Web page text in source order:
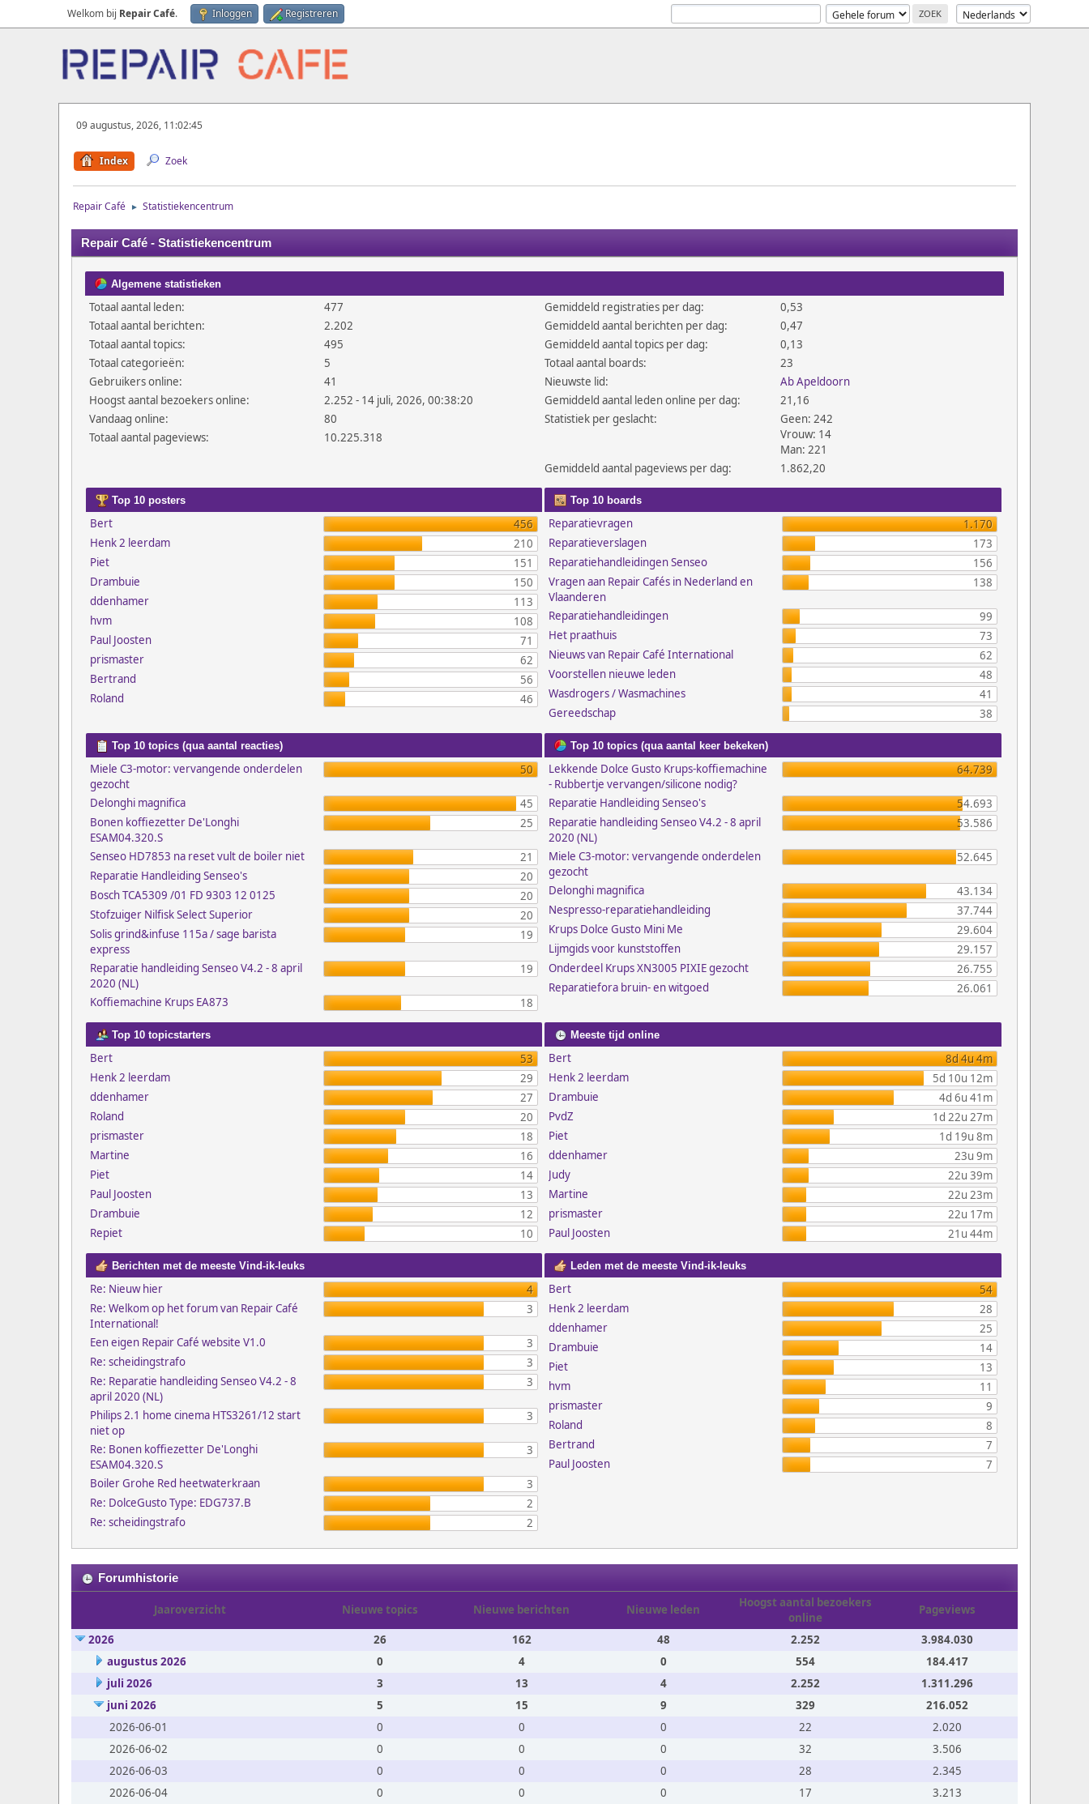
Welkom bij Repair Café. Inloggen Registreren
09 augustus, 2026, 11:02:45
Index Zoek
Repair Café ► Statistiekencentrum
Repair Café - Statistiekencentrum
Algemene statistieken
Totaal aantal leden:
477
Totaal aantal berichten:
2.202
Totaal aantal topics:
495
Totaal categorieën:
5
Gebruikers online:
41
Hoogst aantal bezoekers online:
2.252 - 14 juli, 2026, 00:38:20
Vandaag online:
80
Totaal aantal pageviews:
10.225.318
Gemiddeld registraties per dag:
0,53
Gemiddeld aantal berichten per dag:
0,47
Gemiddeld aantal topics per dag:
0,13
Totaal aantal boards:
23
Nieuwste lid:
Ab Apeldoorn
Gemiddeld aantal leden online per dag:
21,16
Statistiek per geslacht:
Geen: 242
Vrouw: 14
Man: 221
Gemiddeld aantal pageviews per dag:
1.862,20
Top 10 posters
Bert
456
Henk 2 leerdam
210
Piet
151
Drambuie
150
ddenhamer
113
hvm
108
Paul Joosten
71
prismaster
62
Bertrand
56
Roland
46
Top 10 boards
Reparatievragen
1.170
Reparatieverslagen
173
Reparatiehandleidingen Senseo
156
Vragen aan Repair Cafés in Nederland en
Vlaanderen
138
Reparatiehandleidingen
99
Het praathuis
73
Nieuws van Repair Café International
62
Voorstellen nieuwe leden
48
Wasdrogers / Wasmachines
41
Gereedschap
38
Top 10 topics (qua aantal reacties)
Miele C3-motor: vervangende onderdelen
gezocht
50
Delonghi magnifica
45
Bonen koffiezetter De'Longhi
ESAM04.320.S
25
Senseo HD7853 na reset vult de boiler niet
21
Reparatie Handleiding Senseo's
20
Bosch TCA5309 /01 FD 9303 12 0125
20
Stofzuiger Nilfisk Select Superior
20
Solis grind&infuse 115a / sage barista
express
19
Reparatie handleiding Senseo V4.2 - 8 april
2020 (NL)
19
Koffiemachine Krups EA873 18
Top 10 topics (qua aantal keer bekeken)
Lekkende Dolce Gusto Krups-koffiemachine
- Rubbertje vervangen/silicone nodig?
64.739
Reparatie Handleiding Senseo's
54.693
Reparatie handleiding Senseo V4.2 - 8 april
2020 (NL)
53.586
Miele C3-motor: vervangende onderdelen
gezocht
52.645
Delonghi magnifica
43.134
Nespresso-reparatiehandleiding
37.744
Krups Dolce Gusto Mini Me
29.604
Lijmgids voor kunststoffen
29.157
Onderdeel Krups XN3005 PIXIE gezocht
26.755
Reparatiefora bruin- en witgoed
26.061
Top 10 topicstarters
Bert
53
Henk 2 leerdam
29
ddenhamer
27
Roland
20
prismaster
18
Martine
16
Piet
14
Paul Joosten
13
Drambuie
12
Repiet
10
Meeste tijd online
Bert
8d 4u 4m
Henk 2 leerdam
5d 10u 12m
Drambuie
4d 6u 41m
PvdZ
1d 22u 27m
Piet
1d 19u 8m
ddenhamer
23u 9m
Judy
22u 39m
Martine
22u 23m
prismaster
22u 17m
Paul Joosten
21u 44m
Berichten met de meeste Vind-ik-leuks
Re: Nieuw hier
4
Re: Welkom op het forum van Repair Café
International!
3
Een eigen Repair Café website V1.0
3
Re: scheidingstrafo
3
Re: Reparatie handleiding Senseo V4.2 - 8
april 2020 (NL)
3
Philips 2.1 home cinema HTS3261/12 start
niet op
3
Re: Bonen koffiezetter De'Longhi
ESAM04.320.S
3
Boiler Grohe Red heetwaterkraan
3
Re: DolceGusto Type: EDG737.B
2
Re: scheidingstrafo
2
Leden met de meeste Vind-ik-leuks
Bert
54
Henk 2 leerdam
28
ddenhamer
25
Drambuie
14
Piet
13
hvm
11
prismaster
9
Roland
8
Bertrand
7
Paul Joosten
7
Forumhistorie
Jaaroverzicht Nieuwe topics Nieuwe berichten Nieuwe leden
Hoogst aantal bezoekers
online
Pageviews
2026 26 162 48 2.252
3.984.030
augustus 2026
0 4 0 554
184.417
juli 2026
3 13 4 2.252
1.311.296
juni 2026
5 15 9 329
216.052
2026-06-01
0 0 0 22
2.020
2026-06-02
0 0 0 32
3.506
2026-06-03
0 0 0 28
2.345
2026-06-04
0 0 0 17
3.213